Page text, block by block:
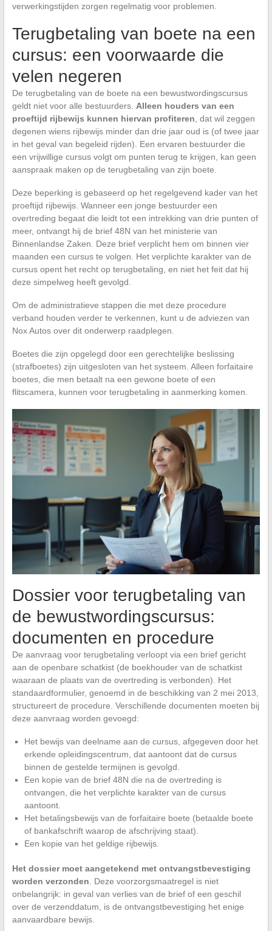
verwerkingstijden zorgen regelmatig voor problemen.
Terugbetaling van boete na een
cursus: een voorwaarde die
velen negeren
De terugbetaling van de boete na een bewustwordingscursus
geldt niet voor alle bestuurders. Alleen houders van een
proeftijd rijbewijs kunnen hiervan profiteren , dat wil zeggen
degenen wiens rijbewijs minder dan drie jaar oud is (of twee jaar
in het geval van begeleid rijden). Een ervaren bestuurder die
een vrijwillige cursus volgt om punten terug te krijgen, kan geen
aanspraak maken op de terugbetaling van zijn boete.
Deze beperking is gebaseerd op het regelgevend kader van het
proeftijd rijbewijs. Wanneer een jonge bestuurder een
overtreding begaat die leidt tot een intrekking van drie punten of
meer, ontvangt hij de brief 48N van het ministerie van
Binnenlandse Zaken. Deze brief verplicht hem om binnen vier
maanden een cursus te volgen. Het verplichte karakter van de
cursus opent het recht op terugbetaling, en niet het feit dat hij
deze simpelweg heeft gevolgd.
Om de administratieve stappen die met deze procedure
verband houden verder te verkennen, kunt u de adviezen van
Nox Autos over dit onderwerp raadplegen.
Boetes die zijn opgelegd door een gerechtelijke beslissing
(strafboetes) zijn uitgesloten van het systeem. Alleen forfaitaire
boetes, die men betaalt na een gewone boete of een
flitscamera, kunnen voor terugbetaling in aanmerking komen.
Dossier voor terugbetaling van
de bewustwordingscursus:
documenten en procedure
De aanvraag voor terugbetaling verloopt via een brief gericht
aan de openbare schatkist (de boekhouder van de schatkist
waaraan de plaats van de overtreding is verbonden). Het
standaardformulier, genoemd in de beschikking van 2 mei 2013,
structureert de procedure. Verschillende documenten moeten bij
deze aanvraag worden gevoegd:
Het bewijs van deelname aan de cursus, afgegeven door het
erkende opleidingscentrum, dat aantoont dat de cursus
binnen de gestelde termijnen is gevolgd.
Een kopie van de brief 48N die na de overtreding is
ontvangen, die het verplichte karakter van de cursus
aantoont.
Het betalingsbewijs van de forfaitaire boete (betaalde boete
of bankafschrift waarop de afschrijving staat).
Een kopie van het geldige rijbewijs.
Het dossier moet aangetekend met ontvangstbevestiging
worden verzonden . Deze voorzorgsmaatregel is niet
onbelangrijk: in geval van verlies van de brief of een geschil
over de verzenddatum, is de ontvangstbevestiging het enige
aanvaardbare bewijs.